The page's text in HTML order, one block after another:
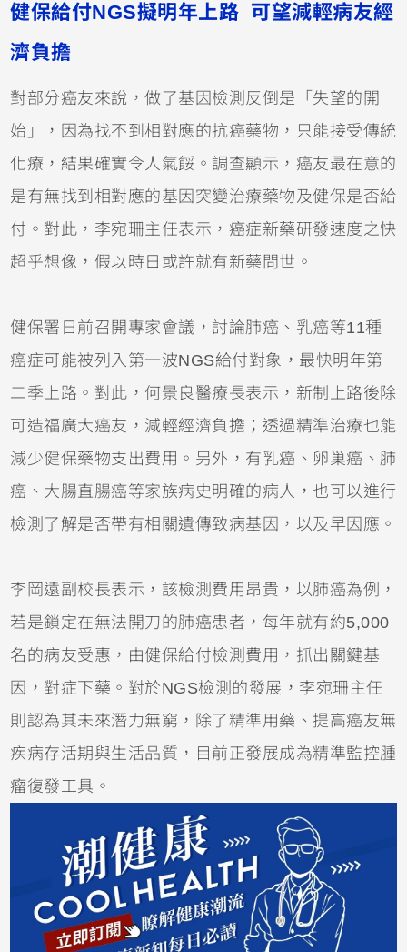
健保給付NGS擬明年上路 可望減輕病友經
濟負擔
對部分癌友來說，做了基因檢測反倒是「失望的開
始」，因為找不到相對應的抗癌藥物，只能接受傳統
化療，結果確實令人氣餒。調查顯示，癌友最在意的
是有無找到相對應的基因突變治療藥物及健保是否給
付。對此，李宛珊主任表示，癌症新藥研發速度之快
超乎想像，假以時日或許就有新藥問世。
健保署日前召開專家會議，討論肺癌、乳癌等11種
癌症可能被列入第一波NGS給付對象，最快明年第
二季上路。對此，何景良醫療長表示，新制上路後除
可造福廣大癌友，減輕經濟負擔；透過精準治療也能
減少健保藥物支出費用。另外，有乳癌、卵巢癌、肺
癌、大腸直腸癌等家族病史明確的病人，也可以進行
檢測了解是否帶有相關遺傳致病基因，以及早因應。
李岡遠副校長表示，該檢測費用昂貴，以肺癌為例，
若是鎖定在無法開刀的肺癌患者，每年就有約5,000
名的病友受惠，由健保給付檢測費用，抓出關鍵基
因，對症下藥。對於NGS檢測的發展，李宛珊主任
則認為其未來潛力無窮，除了精準用藥、提高癌友無
疾病存活期與生活品質，目前正發展成為精準監控腫
瘤復發工具。